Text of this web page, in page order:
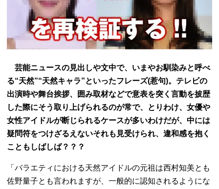
芸能ニュースの見出しや文中で、いまやお馴染みと呼べ
る“天然”“天然キャラ”といったフレーズ(惹句)。テレビの
出演時や舞台挨拶、囲み取材などで意表を突く言動を披歴
した際にそう取り上げられるのが常で、とりわけ、女優や
女性アイドルが断じられるケースが多いわけだが、中には
疑問符をつけざるえないそれも見受けられ、違和感を抱く
こともしばしば？？？
「バラエティにおける天然アイドルの元祖は西村知美とも
佐野量子とも言われますが、一般的に認知されるようにな